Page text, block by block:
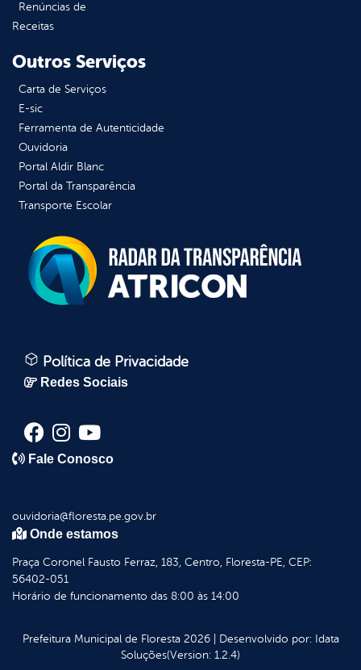
Renúncias de
Receitas
Outros Serviços
Carta de Serviços
E-sic
Ferramenta de Autenticidade
Ouvidoria
Portal Aldir Blanc
Portal da Transparência
Transporte Escolar
Política de Privacidade
Redes Sociais
Fale Conosco
ouvidoria@floresta.pe.gov.br
Onde estamos
Praça Coronel Fausto Ferraz, 183, Centro, Floresta-PE, CEP:
56402-051
Horário de funcionamento das 8:00 às 14:00
Prefeitura Municipal de Floresta2026| Desenvolvido por: Idata
Soluções(Version: 1.2.4)